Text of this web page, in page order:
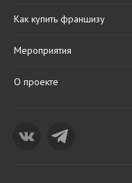
Как купить франшизу
Мероприятия
О проекте